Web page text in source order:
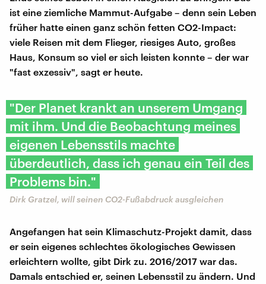
ist eine ziemliche Mammut-Aufgabe – denn sein Leben
früher hatte einen ganz schön fetten CO2-Impact:
viele Reisen mit dem Flieger, riesiges Auto, großes
Haus, Konsum so viel er sich leisten konnte – der war
"fast exzessiv", sagt er heute.
"Der Planet krankt an unserem Umgang
mit ihm. Und die Beobachtung meines
eigenen Lebensstils machte
überdeutlich, dass ich genau ein Teil des
Problems bin."
Dirk Gratzel, will seinen CO2-Fußabdruck ausgleichen
Angefangen hat sein Klimaschutz-Projekt damit, dass
er sein eigenes schlechtes ökologisches Gewissen
erleichtern wollte, gibt Dirk zu. 2016/2017 war das.
Damals entschied er, seinen Lebensstil zu ändern. Und